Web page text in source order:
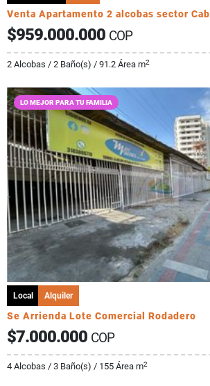
Venta Apartamento 2 alcobas sector
$959.000.000 COP
2 Alcobas / 2 Baño(s) / 91.2 Área m2
LO MEJOR PARA TU FAMILIA
Local Alquiler
Se Arrienda Lote Comercial Rodadero
$7.000.000 COP
4 Alcobas / 3 Baño(s) / 155 Área m2